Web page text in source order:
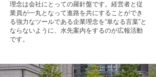
理念は会社にとっての羅針盤です。経営者と従
業員が一丸となって進路を共にすることができ
る強力なツールである企業理念を“単なる言葉”と
ならないように、水先案内をするのが広報活動
です。